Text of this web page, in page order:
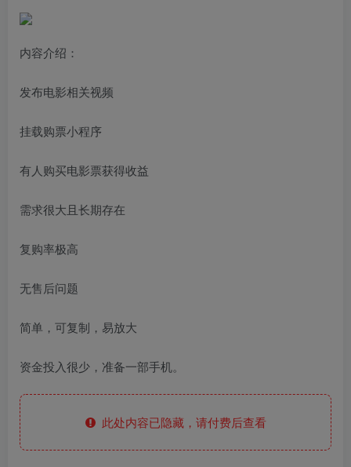
内容介绍：
发布电影相关视频
挂载购票小程序
有人购买电影票获得收益
需求很大且长期存在
复购率极高
无售后问题
简单，可复制，易放大
资金投入很少，准备一部手机。
此处内容已隐藏，请付费后查看